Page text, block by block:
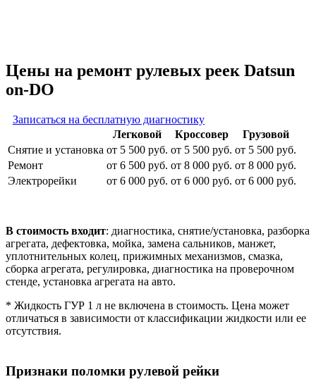
Цены на ремонт рулевых реек Datsun
on-DO
Записаться на бесплатную диагностику
Легковой
Кроссовер
Грузовой
Снятие и установка от 5 500 руб. от 5 500 руб. от 5 500 руб.
Ремонт
от 6 500 руб. от 8 000 руб. от 8 000 руб.
Электрорейки
от 6 000 руб. от 6 000 руб. от 6 000 руб.
В стоимость входит: диагностика, снятие/установка, разборка
агрегата, дефектовка, мойка, замена сальников, манжет,
уплотнительных колец, прижимных механизмов, смазка,
сборка агрегата, регулировка, диагностика на проверочном
стенде, установка агрегата на авто.
* Жидкость ГУР 1 л не включена в стоимость. Цена может
отличаться в зависимости от классификации жидкости или ее
отсутствия.
Признаки поломки рулевой рейки